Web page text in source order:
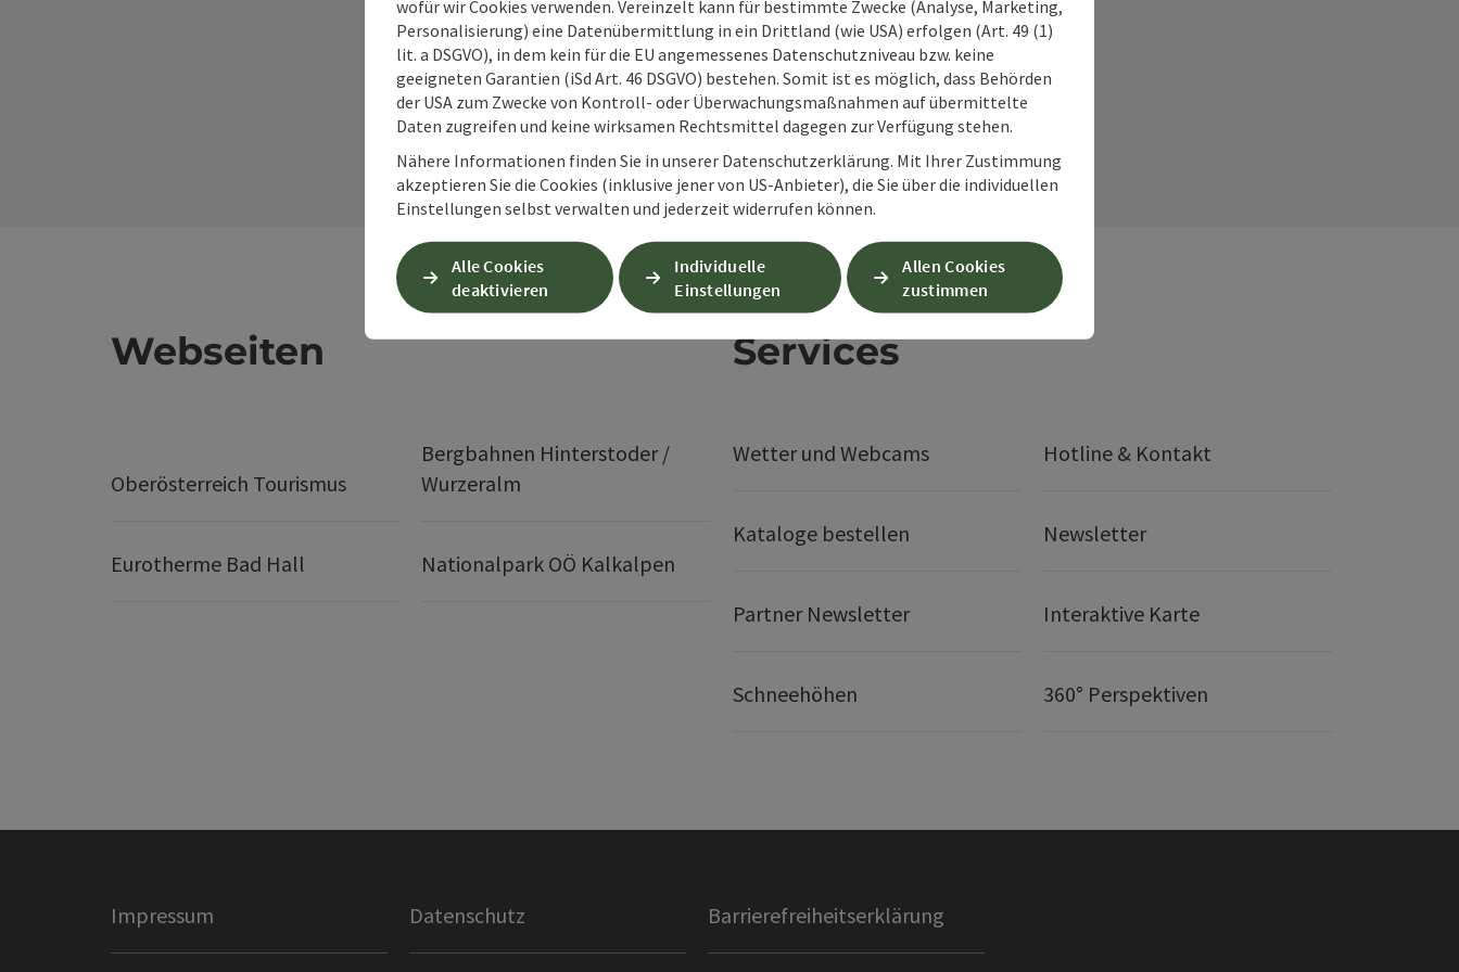
Webseiten
Oberösterreich Tourismus
Bergbahnen Hinterstoder /
Wurzeralm
Eurotherme Bad Hall Nationalpark OÖ Kalkalpen
Services
Wetter und Webcams Hotline & Kontakt
Kataloge bestellen Newsletter
Partner Newsletter Interaktive Karte
Schneehöhen 360° Perspektiven
Impressum Datenschutz Barrierefreiheitserklärung
wofür wir Cookies verwenden. Vereinzelt kann für bestimmte Zwecke (Analyse, Marketing,
Personalisierung) eine Datenübermittlung in ein Drittland (wie USA) erfolgen (Art. 49 (1)
lit. a DSGVO), in dem kein für die EU angemessenes Datenschutzniveau bzw. keine
geeigneten Garantien (iSd Art. 46 DSGVO) bestehen. Somit ist es möglich, dass Behörden
der USA zum Zwecke von Kontroll- oder Überwachungsmaßnahmen auf übermittelte
Daten zugreifen und keine wirksamen Rechtsmittel dagegen zur Verfügung stehen.
Nähere Informationen finden Sie in unserer Datenschutzerklärung. Mit Ihrer Zustimmung
akzeptieren Sie die Cookies (inklusive jener von US-Anbieter), die Sie über die individuellen
Einstellungen selbst verwalten und jederzeit widerrufen können.
Alle Cookies
deaktivieren
Individuelle
Einstellungen
Allen Cookies
zustimmen